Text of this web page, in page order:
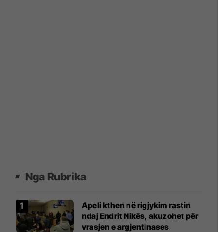
Nga Rubrika
Apeli kthen në rigjykim rastin
ndaj Endrit Nikës, akuzohet për
vrasjen e argjentinases